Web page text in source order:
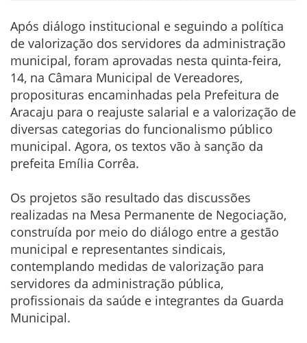
Após diálogo institucional e seguindo a política
de valorização dos servidores da administração
municipal, foram aprovadas nesta quinta-feira,
14, na Câmara Municipal de Vereadores,
proposituras encaminhadas pela Prefeitura de
Aracaju para o reajuste salarial e a valorização de
diversas categorias do funcionalismo público
municipal. Agora, os textos vão à sanção da
prefeita Emília Corrêa.
Os projetos são resultado das discussões
realizadas na Mesa Permanente de Negociação,
construída por meio do diálogo entre a gestão
municipal e representantes sindicais,
contemplando medidas de valorização para
servidores da administração pública,
profissionais da saúde e integrantes da Guarda
Municipal.